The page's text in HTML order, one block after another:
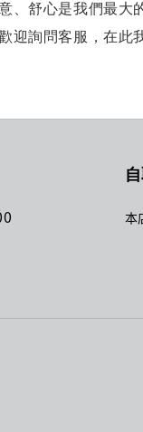
、舒心是我們最大
迎詢問客服，在此
本